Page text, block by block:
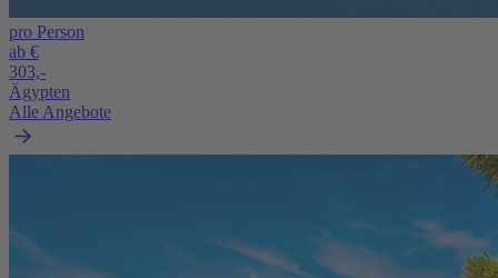
pro Person
ab €
303,-
Ägypten
Alle Angebote